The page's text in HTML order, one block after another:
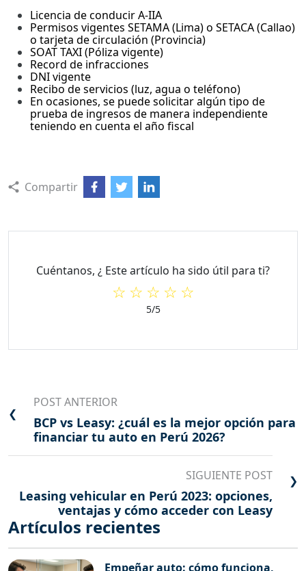
Licencia de conducir A-IIA
Permisos vigentes SETAMA (Lima) o SETACA (Callao)
o tarjeta de circulación (Provincia)
SOAT TAXI (Póliza vigente)
Record de infracciones
DNI vigente
Recibo de servicios (luz, agua o teléfono)
En ocasiones, se puede solicitar algún tipo de
prueba de ingresos de manera independiente
teniendo en cuenta el año fiscal
Compartir
Cuéntanos, ¿ Este artículo ha sido útil para ti?
☆
☆
☆
☆
☆
5/5
❮
POST ANTERIOR
BCP vs Leasy: ¿cuál es la mejor opción para
financiar tu auto en Perú 2026?
SIGUIENTE POST
Leasing vehicular en Perú 2023: opciones,
ventajas y cómo acceder con Leasy
❯
Artículos recientes
Empeñar auto: cómo funciona,